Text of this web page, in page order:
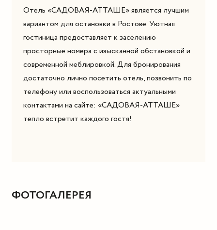
Отель «САДОВАЯ-АТТАШЕ» является лучшим
вариантом для остановки в Ростове. Уютная
гостиница предоставляет к заселению
просторные номера с изысканной обстановкой и
современной меблировкой. Для бронирования
достаточно лично посетить отель, позвонить по
телефону или воспользоваться актуальными
контактами на сайте: «САДОВАЯ-АТТАШЕ»
тепло встретит каждого гостя!
ФОТОГАЛЕРЕЯ